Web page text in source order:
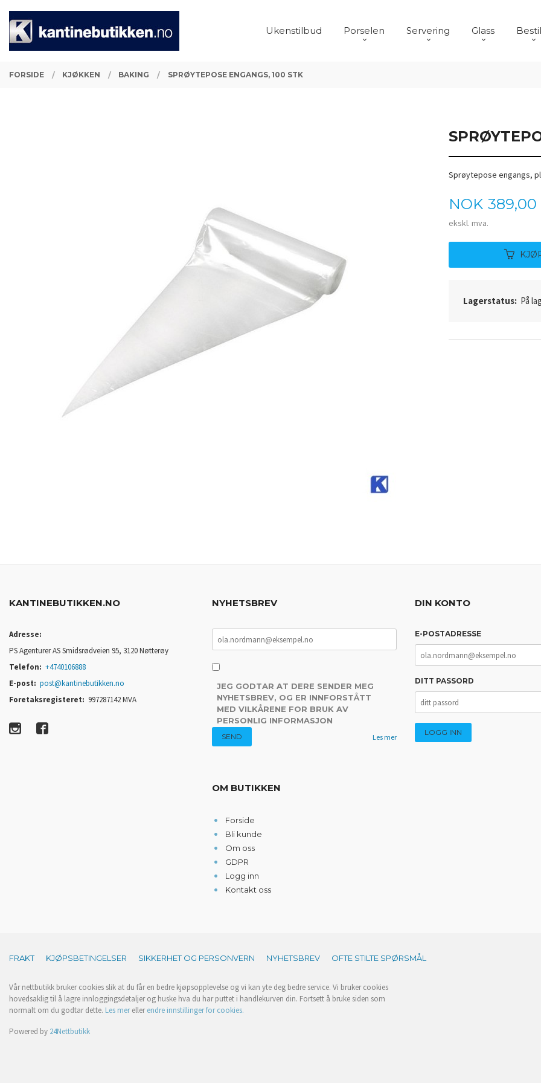
innholdet
PRODUKTER
Ukenstilbud Porselen Servering Glass
Lukk
FORSIDE KJØKKEN BAKING SPRØYTEPOSE ENGANGS, 100 STK
Sprøytepose engangs,
Pris
NOK 389,00
ekskl. mva.
Lagerstatus: På
KANTINEBUTIKKEN.NO
Adresse:
PS Agenturer AS Smidsrødveien 95, 3120 Nøtterøy
Telefon: +4740106888
E-post: post@kantinebutikken.no
Foretaksregisteret: 997287142 MVA
NYHETSBREV
JEG GODTAR AT DERE SENDER MEG
NYHETSBREV, OG ER INNFORSTÅTT
MED VILKÅRENE FOR BRUK AV
PERSONLIG INFORMASJON
Les mer
OM BUTIKKEN
Forside
Bli kunde
Om oss
GDPR
Logg inn
Kontakt oss
DIN KONTO
E-POSTADRESSE
DITT PASSORD
FRAKT KJØPSBETINGELSER SIKKERHET OG PERSONVERN NYHETSBREV OFTE STILTE SPØRSMÅL
Vår nettbutikk bruker cookies slik at du får en bedre kjøpsopplevelse og vi kan yte deg bedre service. Vi bruker cookies
hovedsaklig til å lagre innloggingsdetaljer og huske hva du har puttet i handlekurven din. Fortsett å bruke siden som
normalt om du godtar dette. Les merellerendre innstillinger for cookies.
Powered by 24Nettbutikk